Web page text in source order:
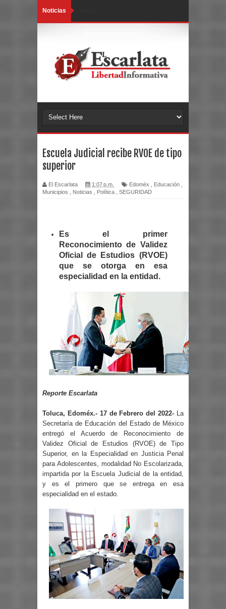
Noticias
Escuela Judicial recibe RVOE de tipo
superior
El Escarlata 1:07 p.m. Edoméx Educación
Municipios
Noticias Política SEGURIDAD
Es el primer
Reconocimiento de Validez
Oficial de Estudios (RVOE)
que se otorga en esa
especialidad en la entidad.
Reporte Escarlata
Toluca, Edoméx.- 17 de Febrero del 2022- La
Secretaría de Educación del Estado de México
entregó el Acuerdo de Reconocimiento de
Validez Oficial de Estudios (RVOE) de Tipo
Superior, en la Especialidad en Justicia Penal
para Adolescentes, modalidad No Escolarizada,
impartida por la Escuela Judicial de la entidad,
y es el primero que se entrega en esa
especialidad en el estado.